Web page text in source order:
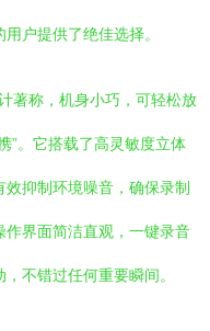
户提供了绝佳选择。
著称，机身小巧，可轻松放
”。它搭载了高灵敏度立体
抑制环境噪音，确保录制
作界面简洁直观，一键录音
不错过任何重要瞬间。